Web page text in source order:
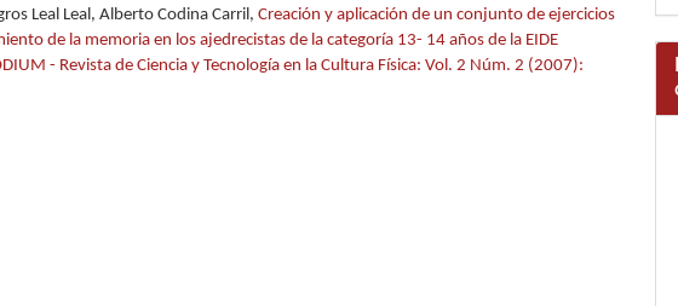
Leal Leal, Alberto Codina Carril, Creación y aplicación de un conjunto de ejercicios
de la memoria en los ajedrecistas de la categoría 13- 14 años de la EIDE
- Revista de Ciencia y Tecnología en la Cultura Física: Vol. 2 Núm. 2 (2007):